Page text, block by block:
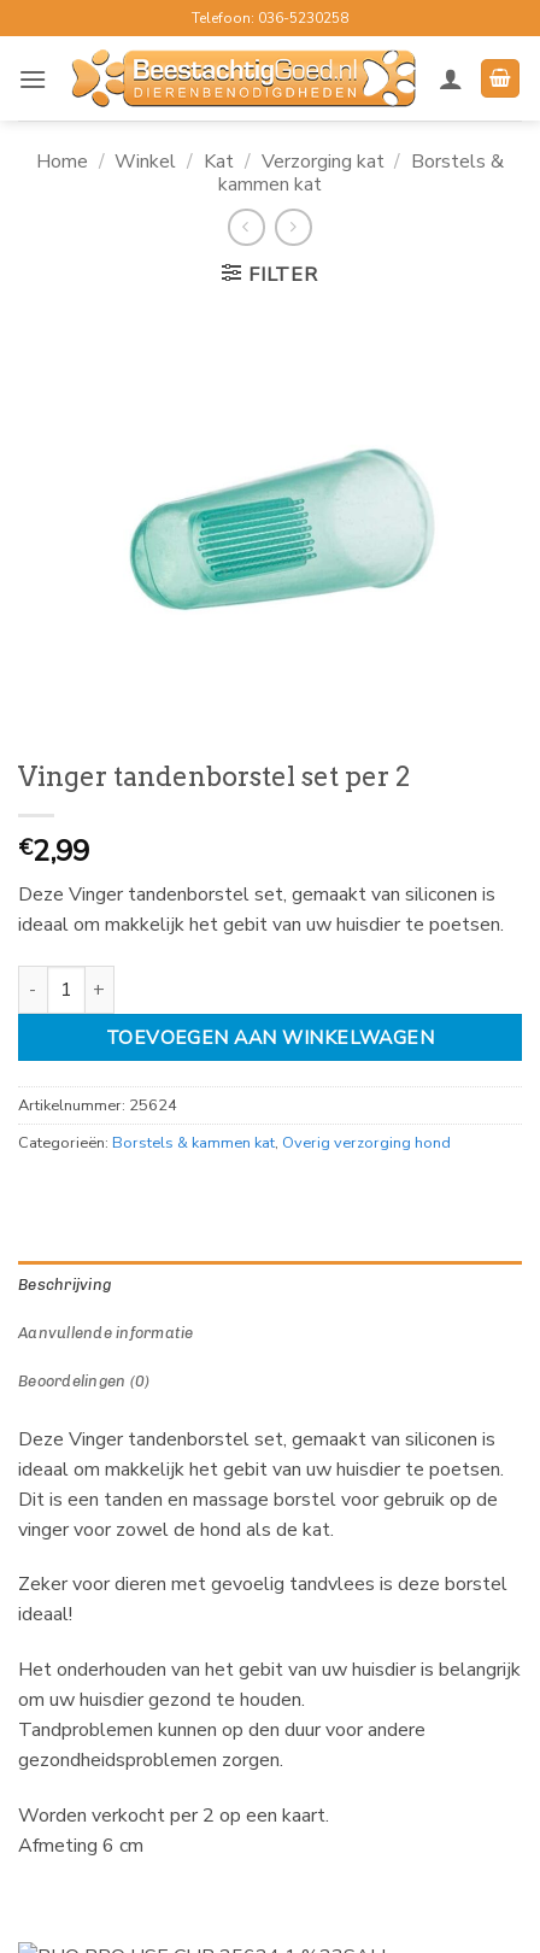
naar
inhoud
Telefoon: 036-5230258
Home / Winkel / Kat / Verzorging kat / Borstels &
kammen kat
FILTER
Vinger tandenborstel set per 2
€2,99
Deze Vinger tandenborstel set, gemaakt van siliconen is
ideaal om makkelijk het gebit van uw huisdier te poetsen.
Vinger tandenborstel set per 2 aantal
TOEVOEGEN AAN WINKELWAGEN
Artikelnummer: 25624
Categorieën: Borstels & kammen kat, Overig verzorging hond
Beschrijving
Aanvullende informatie
Beoordelingen (0)
Deze Vinger tandenborstel set, gemaakt van siliconen is
ideaal om makkelijk het gebit van uw huisdier te poetsen.
Dit is een tanden en massage borstel voor gebruik op de
vinger voor zowel de hond als de kat.
Zeker voor dieren met gevoelig tandvlees is deze borstel
ideaal!
Het onderhouden van het gebit van uw huisdier is belangrijk
om uw huisdier gezond te houden.
Tandproblemen kunnen op den duur voor andere
gezondheidsproblemen zorgen.
Worden verkocht per 2 op een kaart.
Afmeting 6 cm